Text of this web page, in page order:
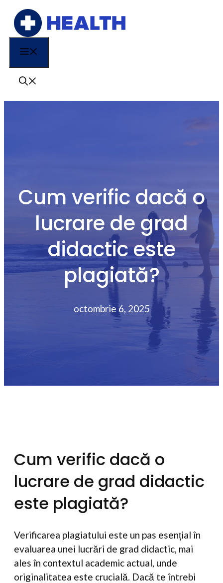
Sari
conținut
Cum verific dacă o
lucrare de grad
didactic este
plagiată?
octombrie 6, 2025
Cum verific dacă o
lucrare de grad didactic
este plagiată?
Verificarea plagiatului este un pas esențial în
evaluarea unei lucrări de grad didactic, mai
ales în contextul academic actual, unde
originalitatea este crucială. Dacă te întrebi